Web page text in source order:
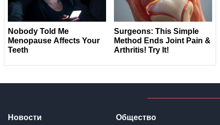
Новости Общество